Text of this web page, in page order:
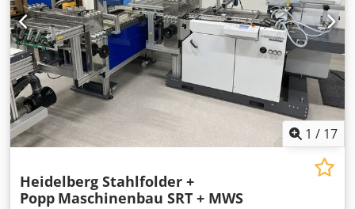
1 / 17
Heidelberg Stahlfolder +
Popp Maschinenbau SRT + MWS